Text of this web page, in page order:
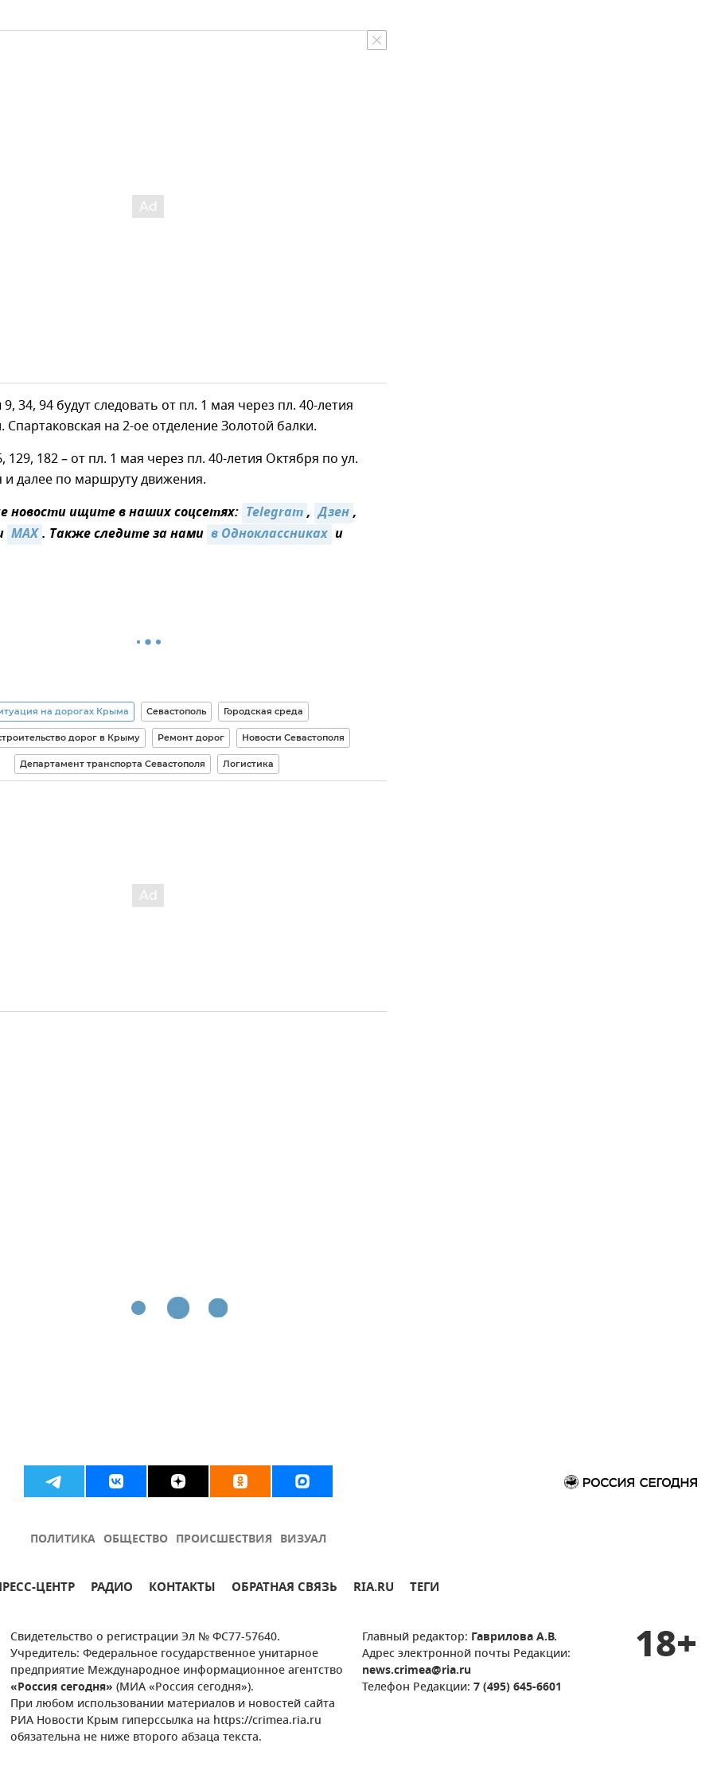
34, 94 будут следовать от пл. 1 мая через пл. 40-летия
Спартаковская на 2-ое отделение Золотой балки.
182 – от пл. 1 мая через пл. 40-летия Октября по ул.
и далее по маршруту движения.
новости ищите в наших соцсетях: Telegram, Дзен,
MAX. Также следите за нами в Одноклассниках и
на дорогах Крыма Севастополь Городская среда
дорог в Крыму Ремонт дорог Новости Севастополя
Департамент транспорта Севастополя Логистика
ПОЛИТИКА ОБЩЕСТВО ПРОИСШЕСТВИЯ ВИЗУАЛ
ЦЕНТР РАДИО КОНТАКТЫ ОБРАТНАЯ СВЯЗЬ RIA.RU ТЕГИ
Свидетельство о регистрации Эл № ФС77-57640.
Учредитель: Федеральное государственное унитарное
предприятие Международное информационное агентство
«Россия сегодня» (МИА «Россия сегодня»).
При любом использовании материалов и новостей сайта
РИА Новости Крым гиперссылка на https://crimea.ria.ru
обязательна не ниже второго абзаца текста.
Главный редактор: Гаврилова А.В.
Адрес электронной почты Редакции:
news.crimea@ria.ru
Телефон Редакции: 7 (495) 645-6601
18+